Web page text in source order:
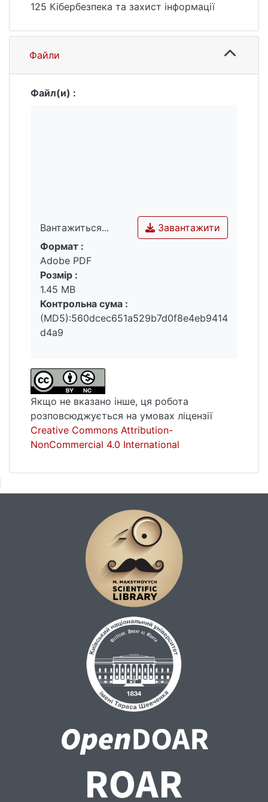
125 Кібербезпека та захист інформації
Файли
Файл(и) :
Вантажиться...
Вантажиться...
Завантажити
Формат :
Adobe PDF
Розмір :
1.45 MB
Контрольна сума :
(MD5):560dcec651a529b7d0f8e4eb9414
d4a9
Якщо не вказано інше, ця робота
розповсюджується на умовах ліцензії
Creative Commons Attribution-
NonCommercial 4.0 International